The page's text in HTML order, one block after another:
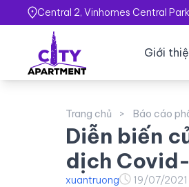
Central 2, Vinhomes Central
Giới
Trang chủ Báo cáo
Diễn biến
dịch
xuantruong 19/07/2021